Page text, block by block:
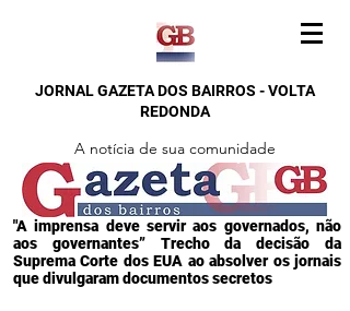
JORNAL GAZETA DOS BAIRROS - VOLTA
REDONDA
A notícia de sua comunidade
"A imprensa deve servir aos governados, não
aos governantes” Trecho da decisão da
Suprema Corte dos EUA ao absolver os jornais
que divulgaram documentos secretos